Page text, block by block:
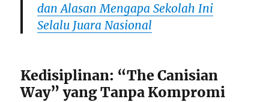
dan Alasan Mengapa Sekolah Ini
Selalu Juara Nasional
Kedisiplinan: “The Canisian
Way” yang Tanpa Kompromi